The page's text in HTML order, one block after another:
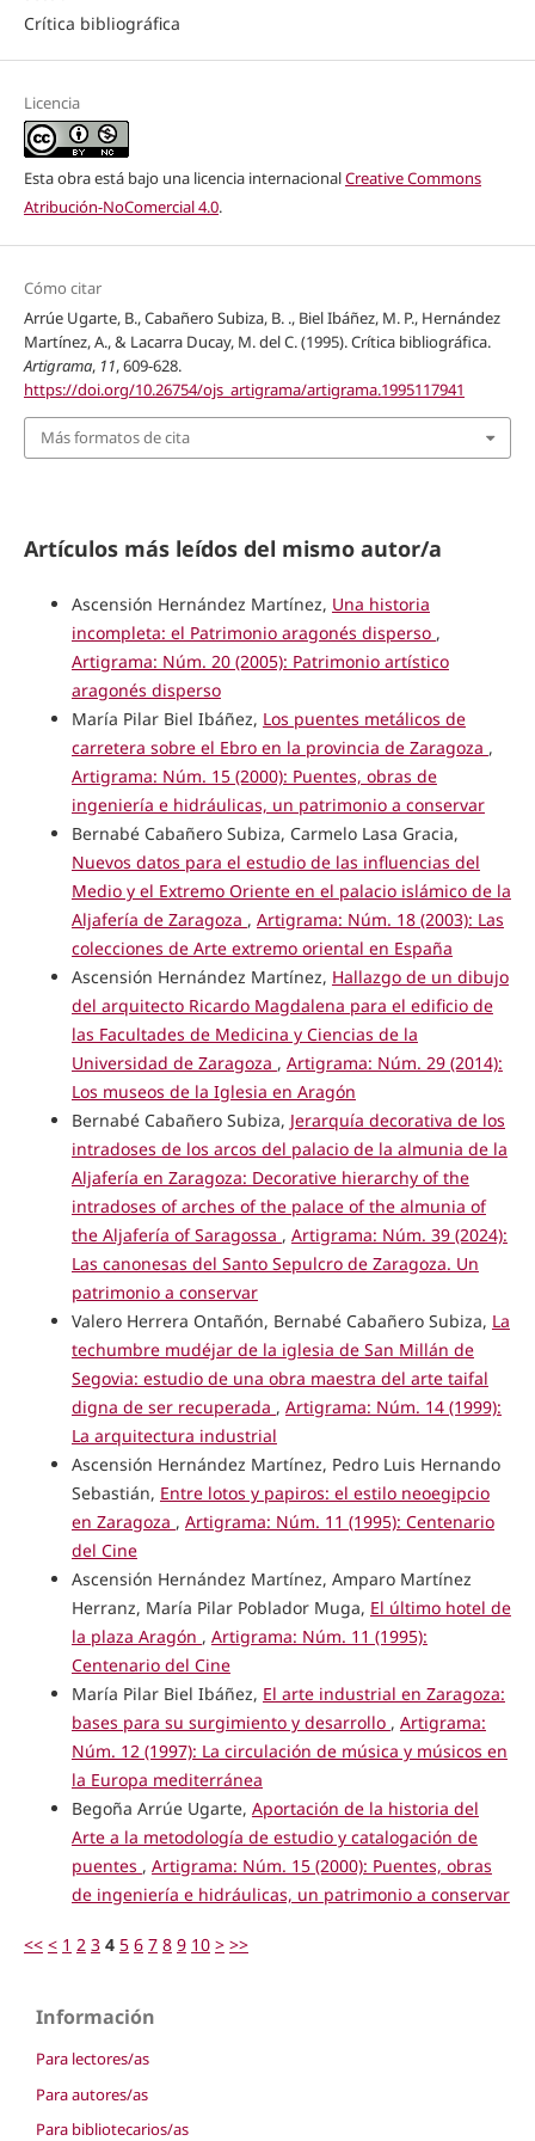
Crítica bibliográfica
Licencia
Esta obra está bajo una licencia internacionalCreative Commons
Atribución-NoComercial 4.0.
Cómo citar
Arrúe Ugarte, B., Cabañero Subiza, B. ., Biel Ibáñez, M. P., Hernández
Martínez, A., & Lacarra Ducay, M. del C. (1995). Crítica bibliográfica.
Artigrama, 11, 609-628.
https://doi.org/10.26754/ojs_artigrama/artigrama.1995117941
Más formatos de cita
Artículos más leídos del mismo autor/a
Ascensión Hernández Martínez, Una historia
incompleta: el Patrimonio aragonés disperso ,
Artigrama: Núm. 20 (2005): Patrimonio artístico
aragonés disperso
María Pilar Biel Ibáñez, Los puentes metálicos de
carretera sobre el Ebro en la provincia de Zaragoza ,
Artigrama: Núm. 15 (2000): Puentes, obras de
ingeniería e hidráulicas, un patrimonio a conservar
Bernabé Cabañero Subiza, Carmelo Lasa Gracia,
Nuevos datos para el estudio de las influencias del
Medio y el Extremo Oriente en el palacio islámico de la
Aljafería de Zaragoza , Artigrama: Núm. 18 (2003): Las
colecciones de Arte extremo oriental en España
Ascensión Hernández Martínez, Hallazgo de un dibujo
del arquitecto Ricardo Magdalena para el edificio de
las Facultades de Medicina y Ciencias de la
Universidad de Zaragoza , Artigrama: Núm. 29 (2014):
Los museos de la Iglesia en Aragón
Bernabé Cabañero Subiza, Jerarquía decorativa de los
intradoses de los arcos del palacio de la almunia de la
Aljafería en Zaragoza: Decorative hierarchy of the
intradoses of arches of the palace of the almunia of
the Aljafería of Saragossa , Artigrama: Núm. 39 (2024):
Las canonesas del Santo Sepulcro de Zaragoza. Un
patrimonio a conservar
Valero Herrera Ontañón, Bernabé Cabañero Subiza, La
techumbre mudéjar de la iglesia de San Millán de
Segovia: estudio de una obra maestra del arte taifal
digna de ser recuperada , Artigrama: Núm. 14 (1999):
La arquitectura industrial
Ascensión Hernández Martínez, Pedro Luis Hernando
Sebastián, Entre lotos y papiros: el estilo neoegipcio
en Zaragoza , Artigrama: Núm. 11 (1995): Centenario
del Cine
Ascensión Hernández Martínez, Amparo Martínez
Herranz, María Pilar Poblador Muga, El último hotel de
la plaza Aragón , Artigrama: Núm. 11 (1995):
Centenario del Cine
María Pilar Biel Ibáñez, El arte industrial en Zaragoza:
bases para su surgimiento y desarrollo , Artigrama:
Núm. 12 (1997): La circulación de música y músicos en
la Europa mediterránea
Begoña Arrúe Ugarte, Aportación de la historia del
Arte a la metodología de estudio y catalogación de
puentes , Artigrama: Núm. 15 (2000): Puentes, obras
de ingeniería e hidráulicas, un patrimonio a conservar
<< < 1 2 3 4 5 6 7 8 9 10 > >>
Información
Para lectores/as
Para autores/as
Para bibliotecarios/as